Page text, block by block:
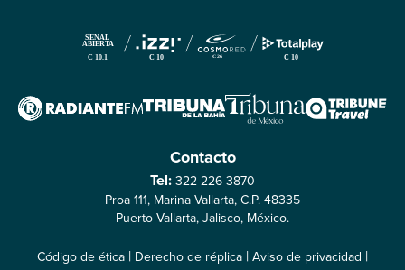
Contacto
Tel:322 226 3870
Proa 111, Marina Vallarta, C.P. 48335
Puerto Vallarta, Jalisco, México.
Código de ética | Derecho de réplica |Aviso de privacidad |